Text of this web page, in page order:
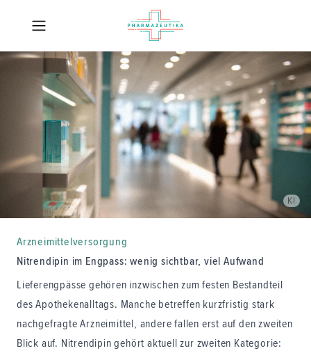
KI
Arzneimittelversorgung
Nitrendipin im Engpass: wenig sichtbar, viel Aufwand
Lieferengpässe gehören inzwischen zum festen Bestandteil
des Apothekenalltags. Manche betreffen kurzfristig stark
nachgefragte Arzneimittel, andere fallen erst auf den zweiten
Blick auf. Nitrendipin gehört aktuell zur zweiten Kategorie: